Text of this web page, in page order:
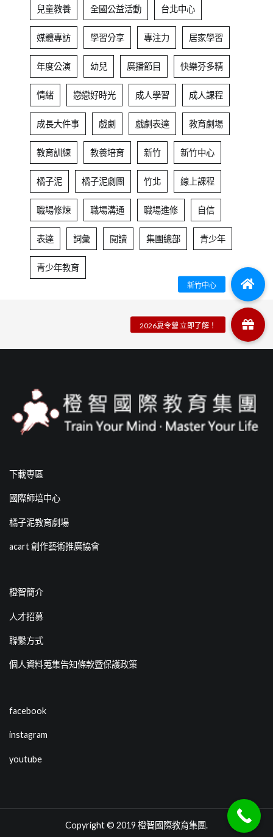
兒童教養 全國公益活動 台北中心
媒體專訪 學習分享 專注力 居家學習
年度公演 幼兒 廣播節目 快樂芬多精
情緒 戀戀好時光 成人學習 成人課程
成長大件事 戲劇 戲劇表達 教育劇場
教育訓練 教養培育 新竹 新竹中心
橘子泥 橘子泥劇團 竹北 線上課程
職場修煉 職場溝通 職場進修 自信
表達 詞彙 閱讀 集團總部 青少年
青少年教育
下載專區
國際師培中心
橘子泥教育劇場
acart 創作藝術推廣協會
橙智簡介
人才招募
聯繫方式
個人資料蒐集告知條款暨保護政策
facebook
instagram
youtube
Copyright © 2019 橙智國際教育集團.